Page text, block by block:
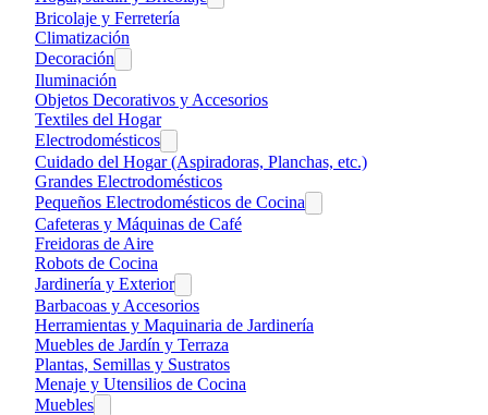
Bricolaje y Ferretería
Climatización
Decoración
Iluminación
Objetos Decorativos y Accesorios
Textiles del Hogar
Electrodomésticos
Cuidado del Hogar (Aspiradoras, Planchas, etc.)
Grandes Electrodomésticos
Pequeños Electrodomésticos de Cocina
Cafeteras y Máquinas de Café
Freidoras de Aire
Robots de Cocina
Jardinería y Exterior
Barbacoas y Accesorios
Herramientas y Maquinaria de Jardinería
Muebles de Jardín y Terraza
Plantas, Semillas y Sustratos
Menaje y Utensilios de Cocina
Muebles